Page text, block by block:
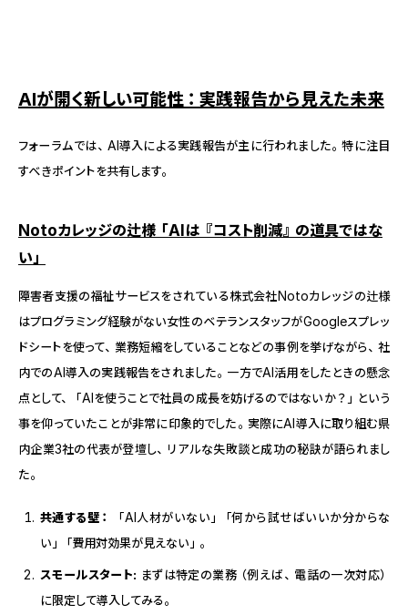
AIが開く新しい可能性：実践報告から見えた未来
フォーラムでは、AI導入による実践報告が主に行われました。特に注目
すべきポイントを共有します。
Notoカレッジの辻様「AIは『コスト削減』の道具ではな
い」
障害者支援の福祉サービスをされている株式会社Notoカレッジの辻様
はプログラミング経験がない女性のベテランスタッフがGoogleスプレッ
ドシートを使って、業務短縮をしていることなどの事例を挙げながら、社
内でのAI導入の実践報告をされました。一方でAI活用をしたときの懸念
点として、「AIを使うことで社員の成長を妨げるのではないか？」という
事を仰っていたことが非常に印象的でした。実際にAI導入に取り組む県
内企業3社の代表が登壇し、リアルな失敗談と成功の秘訣が語られまし
た。
共通する壁：
「AI人材がいない」「何から試せばいいか分からな
い」「費用対効果が見えない」。
スモールスタート: まずは特定の業務（例えば、電話の一次対応）
に限定して導入してみる。